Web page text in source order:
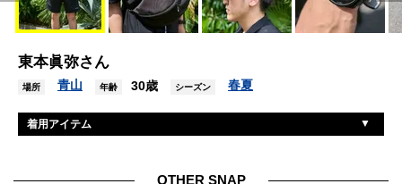
東本眞弥さん
場所 青山 年齢 30歳 シーズン 春夏
着用アイテム
OTHER SNAP